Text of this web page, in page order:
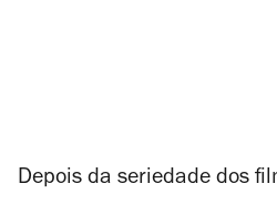
Depois da seriedade dos